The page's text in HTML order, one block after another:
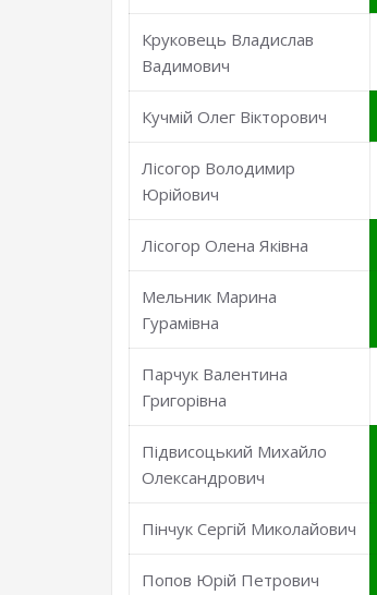
Круковець Владислав
Вадимович
Кучмій Олег Вікторович
Лісогор Володимир
Юрійович
Лісогор Олена Яківна
Мельник Марина
Гурамівна
Парчук Валентина
Григорівна
Підвисоцький Михайло
Олександрович
Пінчук Сергій Миколайович
Попов Юрій Петрович